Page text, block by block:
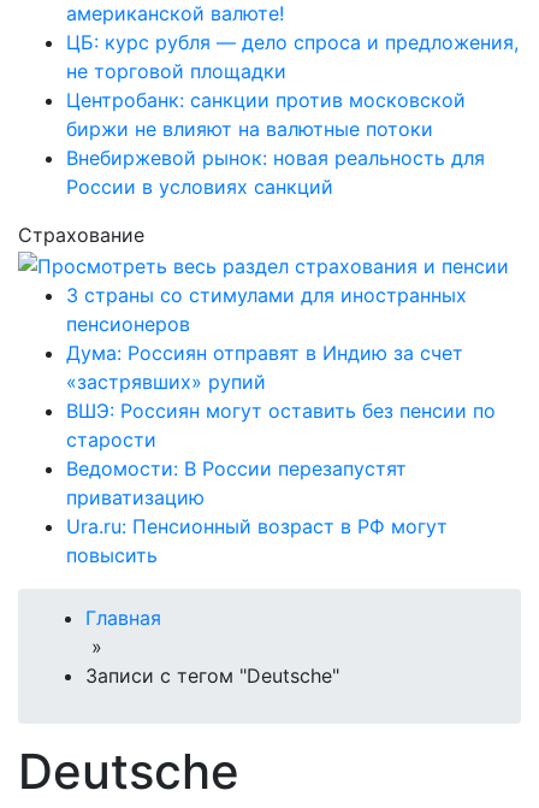
американской валюте!
ЦБ: курс рубля — дело спроса и предложения,
не торговой площадки
Центробанк: санкции против московской
биржи не влияют на валютные потоки
Внебиржевой рынок: новая реальность для
России в условиях санкций
Страхование
3 страны со стимулами для иностранных
пенсионеров
Дума: Россиян отправят в Индию за счет
«застрявших» рупий
ВШЭ: Россиян могут оставить без пенсии по
старости
Ведомости: В России перезапустят
приватизацию
Ura.ru: Пенсионный возраст в РФ могут
повысить
Главная
»
Записи с тегом "Deutsche"
Deutsche